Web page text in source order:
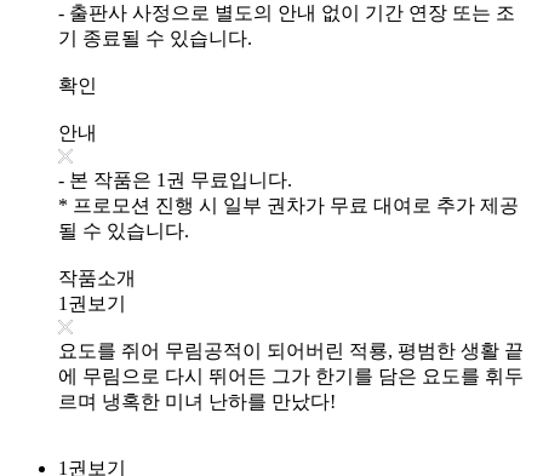
- 출판사 사정으로 별도의 안내 없이 기간 연장 또는 조
기 종료될 수 있습니다.
확인
안내
- 본 작품은 1권 무료입니다.
* 프로모션 진행 시 일부 권차가 무료 대여로 추가 제공
될 수 있습니다.
작품소개
1권보기
요도를 쥐어 무림공적이 되어버린 적룡, 평범한 생활 끝
에 무림으로 다시 뛰어든 그가 한기를 담은 요도를 휘두
르며 냉혹한 미녀 난하를 만났다!
1권보기